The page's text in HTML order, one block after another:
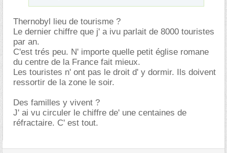
Thernobyl lieu de tourisme ?
Le dernier chiffre que j' a ivu parlait de 8000 touristes
par an.
C'est trés peu. N' importe quelle petit église romane
du centre de la France fait mieux.
Les touristes n' ont pas le droit d' y dormir. Ils doivent
ressortir de la zone le soir.
Des familles y vivent ?
J' ai vu circuler le chiffre de' une centaines de
réfractaire. C' est tout.